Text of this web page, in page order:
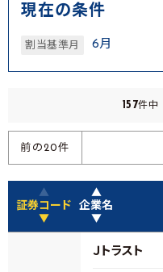
現在の条件
割当基準月 6月
157件中
前の20件
▲
証券コード
▼
▲
企業名
▼
Ｊトラスト